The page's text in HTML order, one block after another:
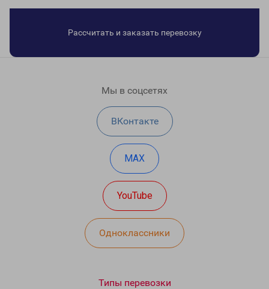
Рассчитать и заказать перевозку
Мы в соцсетях
ВКонтакте
MAX
YouTube
Одноклассники
Типы перевозки